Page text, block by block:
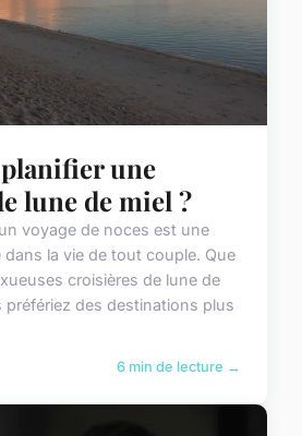
une
lune de miel ?
voyage de noces est une
la vie de tout couple. Que
croisières de lune de
préfériez des destinations plus
6 min de lecture →